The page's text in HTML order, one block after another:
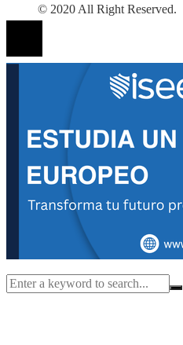
© 2020 All Right Reserved.